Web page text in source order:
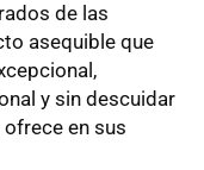
de las
asequible que
y sin descuidar
en sus